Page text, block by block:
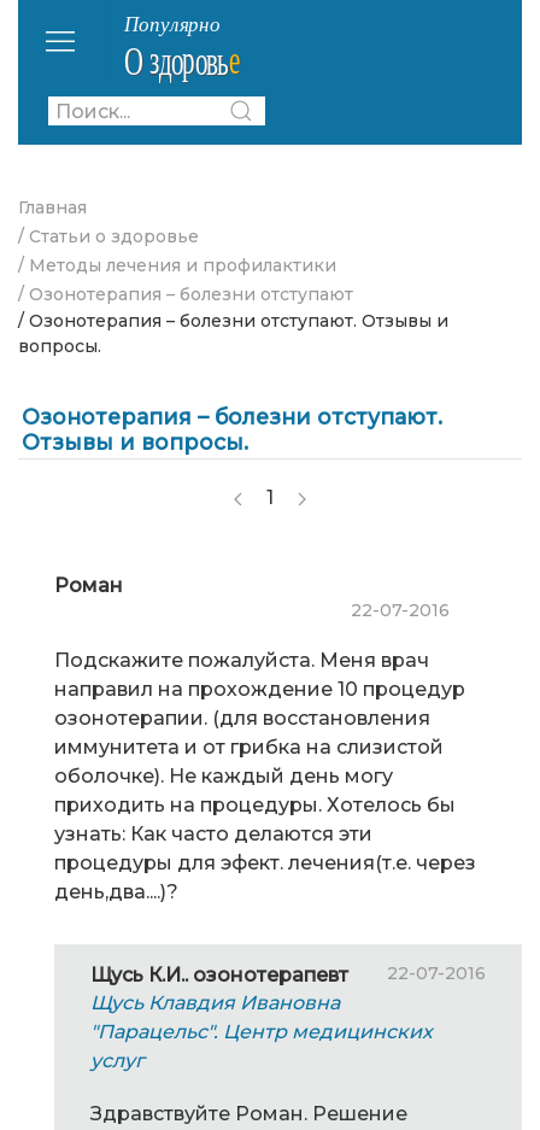
Главная
/ Статьи о здоровье
/ Методы лечения и профилактики
/ Озонотерапия – болезни отступают
/ Озонотерапия – болезни отступают. Отзывы и
вопросы.
Озонотерапия – болезни отступают.
Отзывы и вопросы.
1
Роман
22-07-2016
Подскажите пожалуйста. Меня врач
направил на прохождение 10 процедур
озонотерапии. (для восстановления
иммунитета и от грибка на слизистой
оболочке). Не каждый день могу
приходить на процедуры. Хотелось бы
узнать: Как часто делаются эти
процедуры для эфект. лечения(т.е. через
день,два....)?
Щусь К.И.. озонотерапевт 22-07-2016
Щусь Клавдия Ивановна
"Парацельс". Центр медицинских
услуг
Здравствуйте Роман. Решение